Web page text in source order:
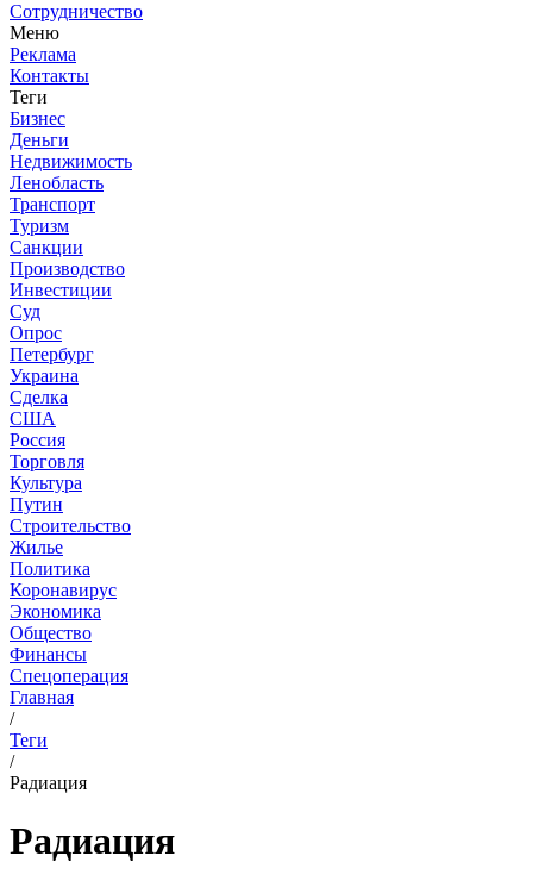
Сотрудничество
Меню
Реклама
Контакты
Теги
Бизнес
Деньги
Недвижимость
Ленобласть
Транспорт
Туризм
Санкции
Производство
Инвестиции
Суд
Опрос
Петербург
Украина
Сделка
США
Россия
Торговля
Культура
Путин
Строительство
Жилье
Политика
Коронавирус
Экономика
Общество
Финансы
Спецоперация
Главная
/
Теги
/
Радиация
Радиация